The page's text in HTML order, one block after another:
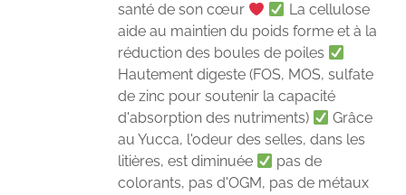
santé de son cœur
La cellulose
aide au maintien du poids forme et à la
réduction des boules de poiles
Hautement digeste (FOS, MOS, sulfate
de zinc pour soutenir la capacité
d'absorption des nutriments)
Grâce
au Yucca, l'odeur des selles, dans les
litières, est diminuée
pas de
colorants, pas d'OGM, pas de métaux